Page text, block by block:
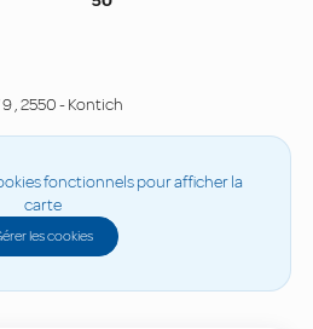
9,2550-Kontich
fonctionnels pour afficher la
carte
les cookies